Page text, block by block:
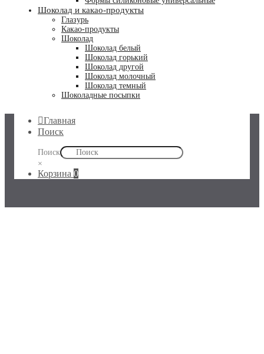
Шоколад и какао-продукты
Глазурь
Какао-продукты
Шоколад
Шоколад белый
Шоколад горький
Шоколад другой
Шоколад молочный
Шоколад темный
Шоколадные посыпки
Главная
Поиск
Поиск
×
Корзина 0